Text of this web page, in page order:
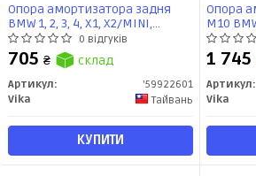
Опора амортизатора задня
BMW 1, 2, 3, 4, X1, X2/MINI,
Clubman, Countryman (11-23)
(59922601) VIKA
0 відгуків
705 ₴ склад
Артикул:
'59922601
Vika
Тайвань
КУПИТИ
Опора
M10
1 745
Артикул:
Vika